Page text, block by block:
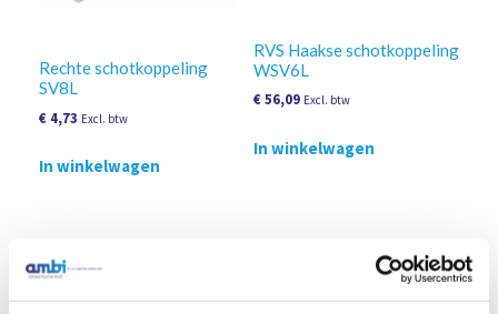
Rechte schotkoppeling
SV8L
€ 4,73 Excl. btw
In winkelwagen
RVS Haakse schotkoppeling
WSV6L
€56,09 Excl. btw
In winkelwagen